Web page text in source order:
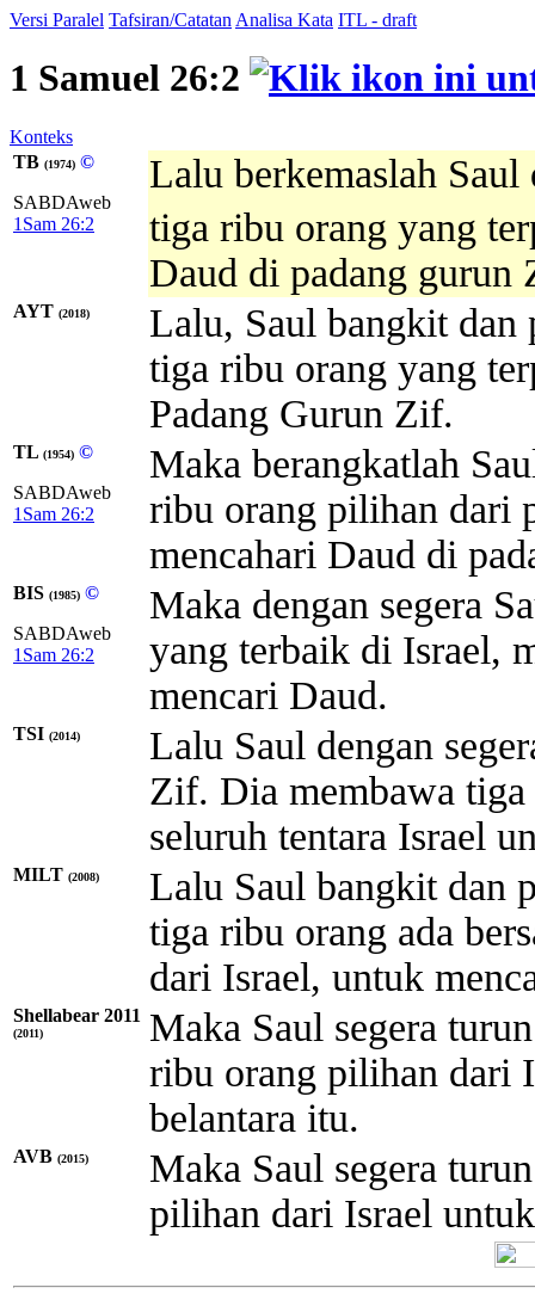
Versi Paralel Tafsiran/Catatan Analisa Kata ITL - draft
1 Samuel 26:2
Konteks
TB (1974) ©
SABDAweb
1Sam 26:2
Lalu berkemaslah
tiga ribu orang yang
Daud di padang gurun
AYT (2018)
Lalu, Saul bangkit dan
tiga ribu orang yang
Padang Gurun Zif.
TL (1954) ©
SABDAweb
1Sam 26:2
Maka berangkatlah
ribu orang pilihan dari
mencahari Daud di
BIS (1985) ©
SABDAweb
1Sam 26:2
Maka dengan segera
yang terbaik di Israel,
mencari Daud.
TSI (2014)
Lalu Saul dengan
Zif. Dia membawa
seluruh tentara Israel
MILT (2008)
Lalu Saul bangkit dan
tiga ribu orang ada
dari Israel, untuk
Shellabear 2011
(2011)
Maka Saul segera
ribu orang pilihan dari
belantara itu.
AVB (2015)
Maka Saul segera
pilihan dari Israel